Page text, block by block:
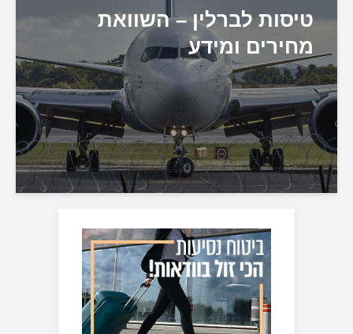
טיסות לברלין – השוואת
מחירים ומידע